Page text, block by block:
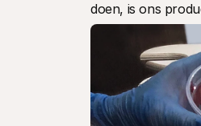
doen, is ons